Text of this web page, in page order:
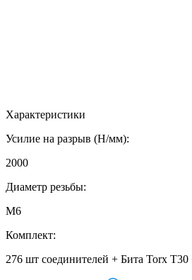
Характеристики
Усилие на разрыв (Н/мм):
2000
Диаметр резьбы:
М6
Комплект:
276 шт соединителей + Бита Torx